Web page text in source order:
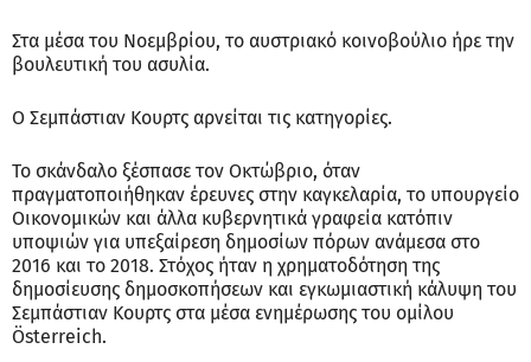
Στα μέσα του Νοεμβρίου, το αυστριακό κοινοβούλιο ήρε την
βουλευτική του ασυλία.
Ο Σεμπάστιαν Κουρτς αρνείται τις κατηγορίες.
Το σκάνδαλο ξέσπασε τον Οκτώβριο, όταν
πραγματοποιήθηκαν έρευνες στην καγκελαρία, το υπουργείο
Οικονομικών και άλλα κυβερνητικά γραφεία κατόπιν
υποψιών για υπεξαίρεση δημοσίων πόρων ανάμεσα στο
2016 και το 2018. Στόχος ήταν η χρηματοδότηση της
δημοσίευσης δημοσκοπήσεων και εγκωμιαστική κάλυψη του
Σεμπάστιαν Κουρτς στα μέσα ενημέρωσης του ομίλου
Österreich.